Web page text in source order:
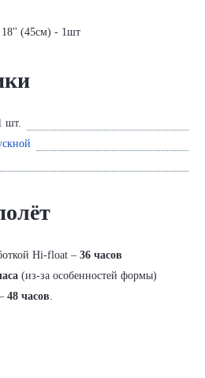
(45см) - 1шт
шт.
Hi-float – 36 часов
(из-за особенностей формы)
48 часов